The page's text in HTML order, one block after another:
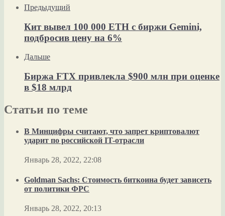
Предыдущий
Кит вывел 100 000 ETH с биржи Gemini,
подбросив цену на 6%
Дальше
Биржа FTX привлекла $900 млн при оценке
в $18 млрд
Статьи по теме
В Минцифры считают, что запрет криптовалют
ударит по российской IT-отрасли
Январь 28, 2022, 22:08
Goldman Sachs: Стоимость биткоина будет зависеть
от политики ФРС
Январь 28, 2022, 20:13